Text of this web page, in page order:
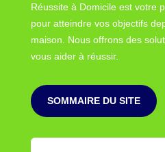
Réussite à Domicile est votre
pour atteindre vos objectifs
maison. Nous offrons des
vous aider à réussir.
SOMMAIRE DU SITE